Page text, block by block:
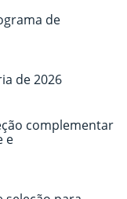
de
de 2026
complementar
e